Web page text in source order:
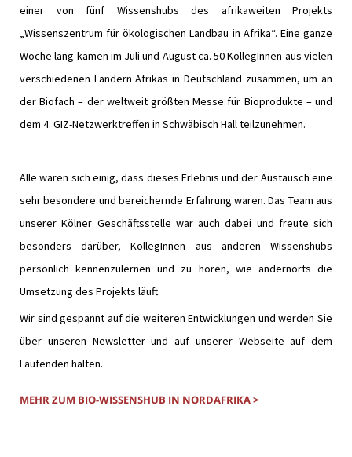
einer von fünf Wissenshubs des afrikaweiten Projekts
„Wissenszentrum für ökologischen Landbau in Afrika“. Eine ganze
Woche lang kamen im Juli und August ca. 50 KollegInnen aus vielen
verschiedenen Ländern Afrikas in Deutschland zusammen, um an
der Biofach – der weltweit größten Messe für Bioprodukte – und
dem 4. GIZ-Netzwerktreffen in Schwäbisch Hall teilzunehmen.
Alle waren sich einig, dass dieses Erlebnis und der Austausch eine
sehr besondere und bereichernde Erfahrung waren. Das Team aus
unserer Kölner Geschäftsstelle war auch dabei und freute sich
besonders darüber, KollegInnen aus anderen Wissenshubs
persönlich kennenzulernen und zu hören, wie andernorts die
Umsetzung des Projekts läuft.
Wir sind gespannt auf die weiteren Entwicklungen und werden Sie
über unseren Newsletter und auf unserer Webseite auf dem
Laufenden halten.
MEHR ZUM BIO-WISSENSHUB IN NORDAFRIKA >